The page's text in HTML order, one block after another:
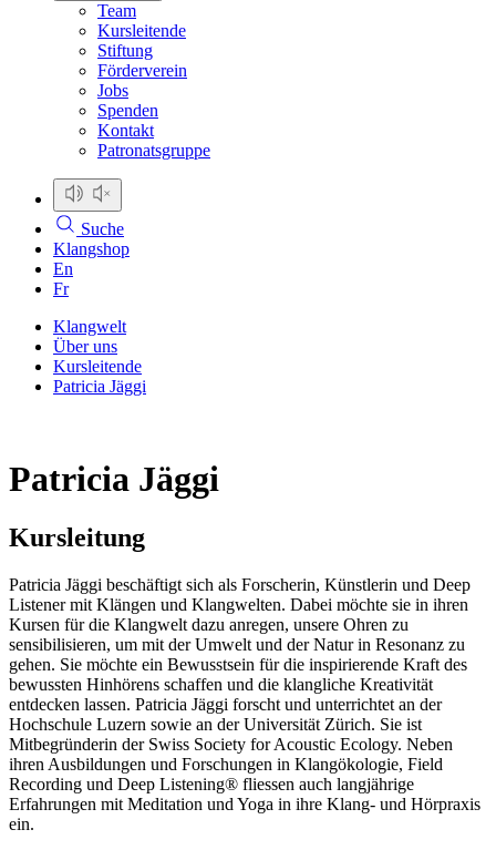
Team
Kursleitende
Stiftung
Förderverein
Jobs
Spenden
Kontakt
Patronatsgruppe
Suche
Klangshop
En
Fr
Klangwelt
Über uns
Kursleitende
Patricia Jäggi
Patricia Jäggi
Kursleitung
Patricia Jäggi beschäftigt sich als Forscherin, Künstlerin und Deep
Listener mit Klängen und Klangwelten. Dabei möchte sie in ihren
Kursen für die Klangwelt dazu anregen, unsere Ohren zu
sensibilisieren, um mit der Umwelt und der Natur in Resonanz zu
gehen. Sie möchte ein Bewusstsein für die inspirierende Kraft des
bewussten Hinhörens schaffen und die klangliche Kreativität
entdecken lassen. Patricia Jäggi forscht und unterrichtet an der
Hochschule Luzern sowie an der Universität Zürich. Sie ist
Mitbegründerin der Swiss Society for Acoustic Ecology. Neben
ihren Ausbildungen und Forschungen in Klangökologie, Field
Recording und Deep Listening® fliessen auch langjährige
Erfahrungen mit Meditation und Yoga in ihre Klang- und Hörpraxis
ein.